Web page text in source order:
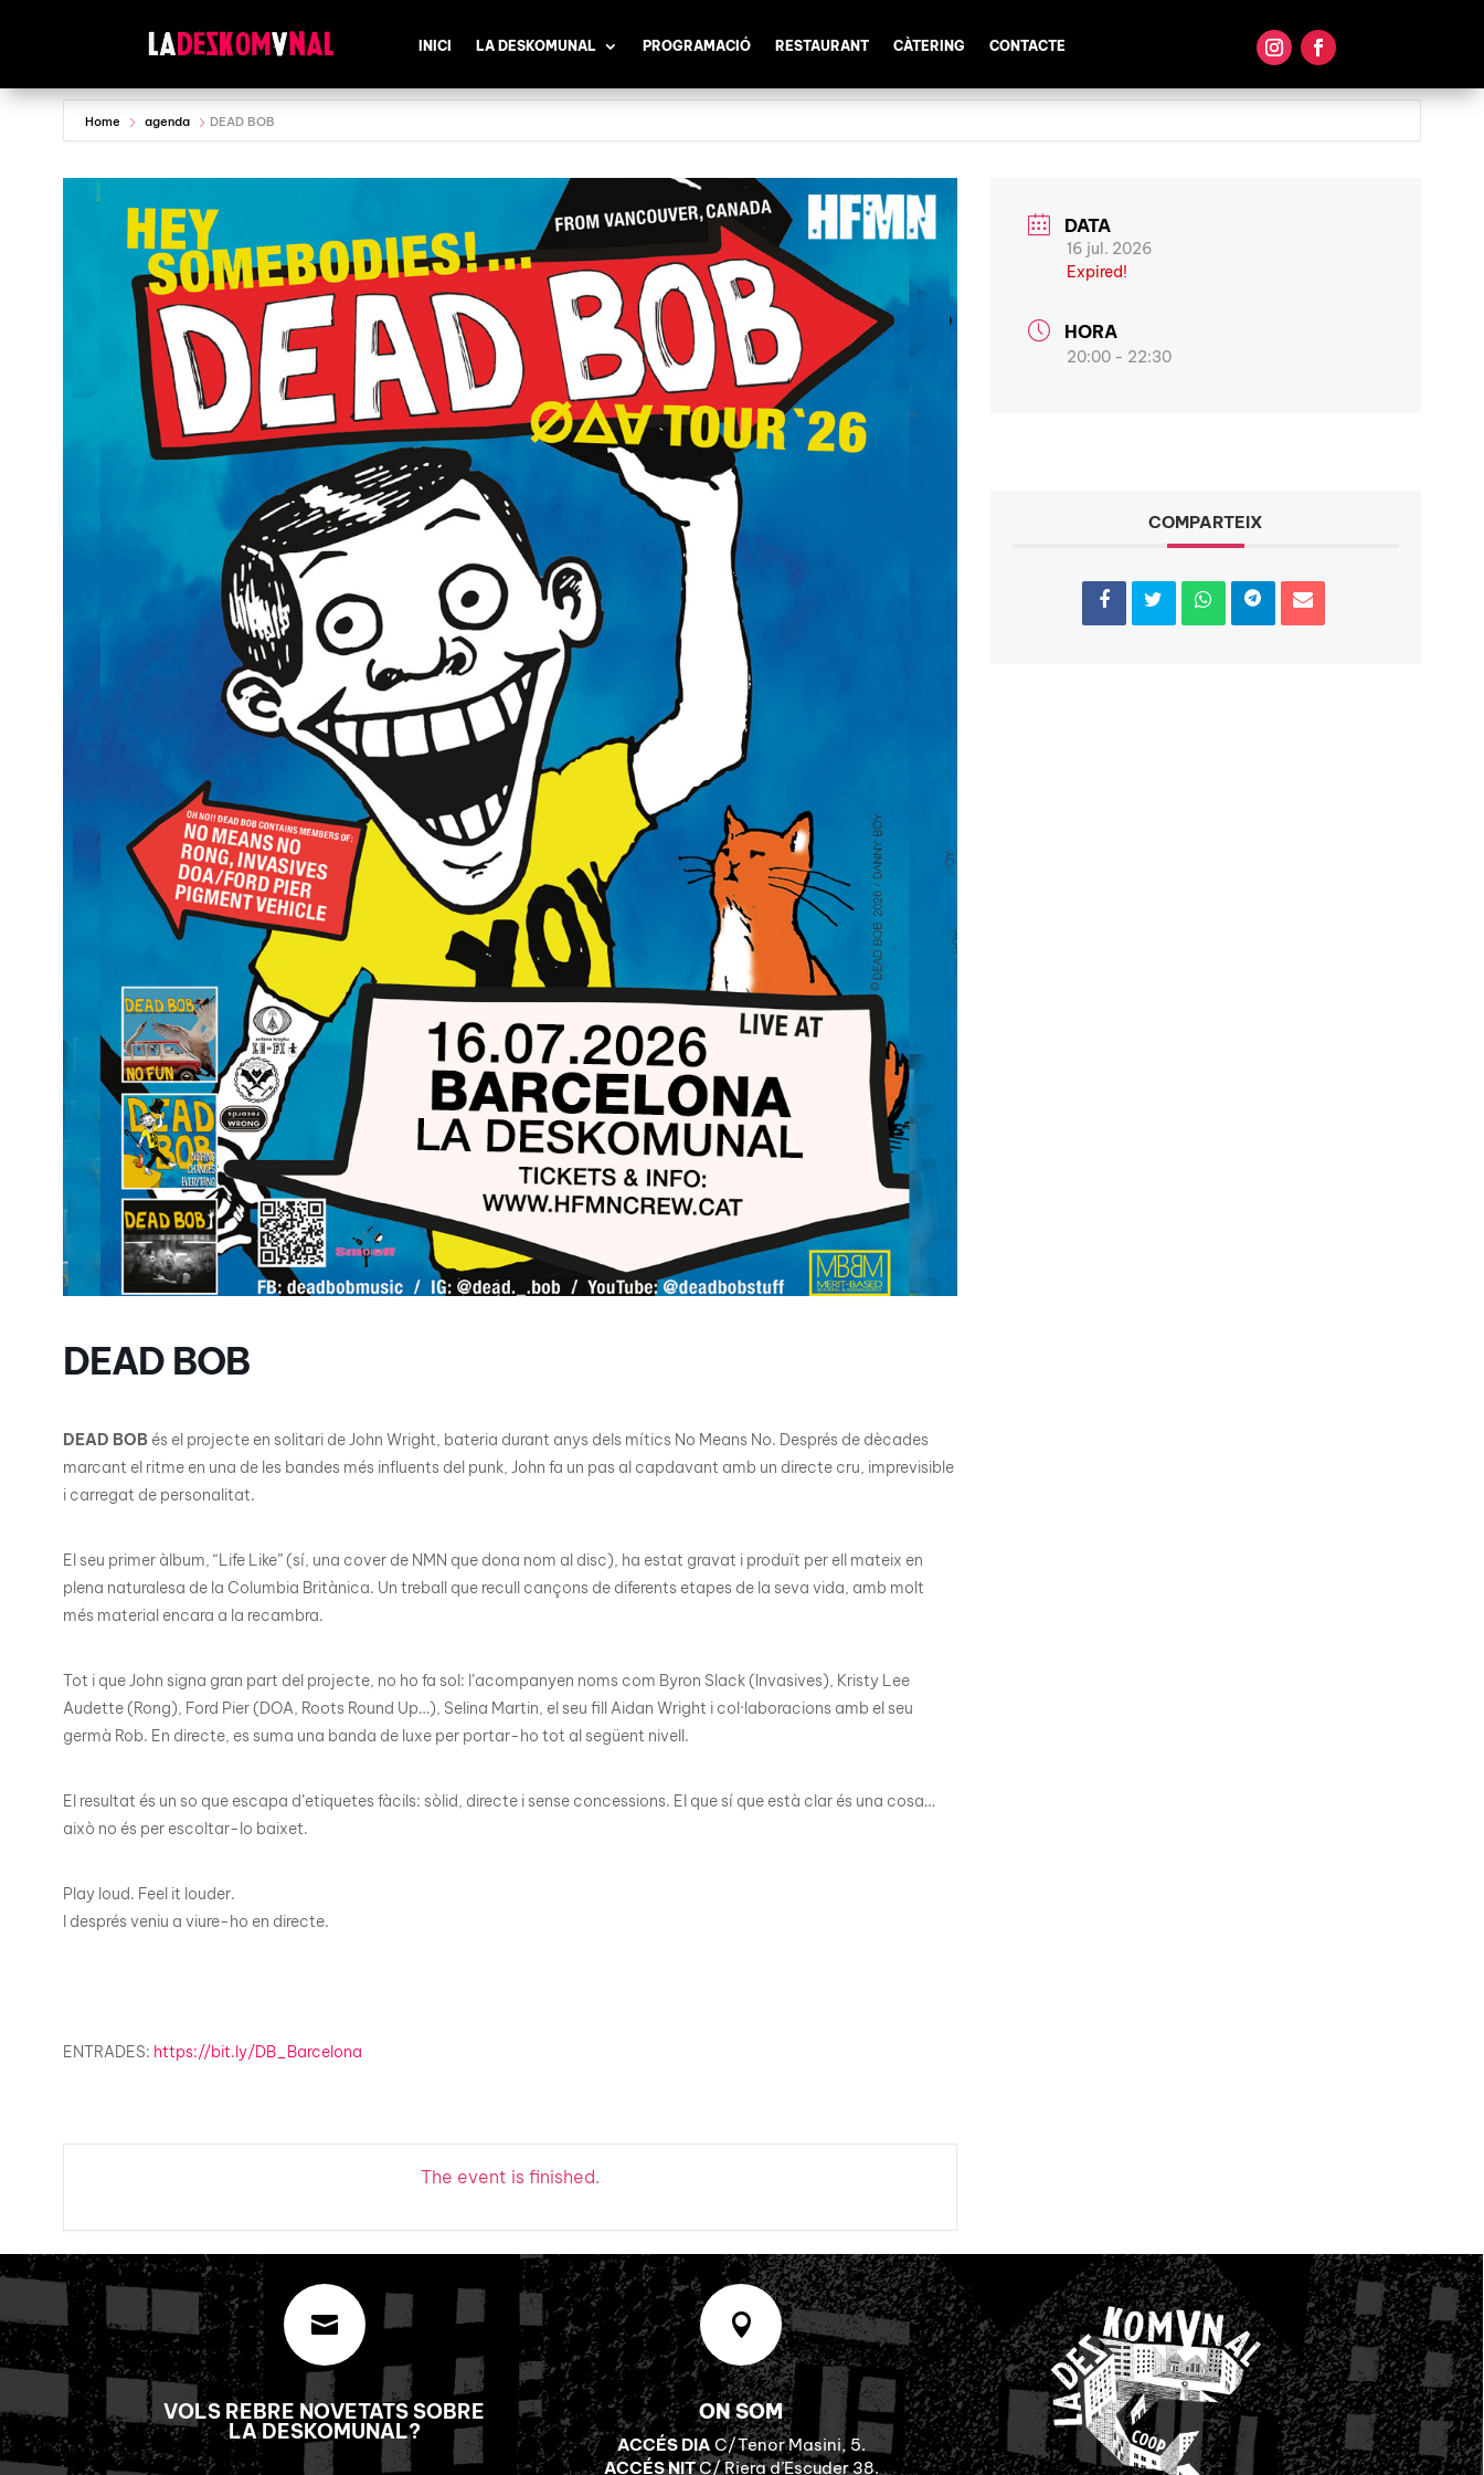
INICI LA DESKOMUNAL PROGRAMACIÓ RESTAURANT CÀTERING CONTACTE
Home agenda DEAD BOB
DEAD BOB
DEAD BOB és el projecte en solitari de John Wright, bateria durant anys dels mítics No Means No. Després de dècades
marcant el ritme en una de les bandes més influents del punk, John fa un pas al capdavant amb un directe cru, imprevisible
i carregat de personalitat.
El seu primer àlbum, “Life Like” (sí, una cover de NMN que dona nom al disc), ha estat gravat i produït per ell mateix en
plena naturalesa de la Columbia Britànica. Un treball que recull cançons de diferents etapes de la seva vida, amb molt
més material encara a la recambra.
Tot i que John signa gran part del projecte, no ho fa sol: l’acompanyen noms com Byron Slack (Invasives), Kristy Lee
Audette (Rong), Ford Pier (DOA, Roots Round Up…), Selina Martin, el seu fill Aidan Wright i col·laboracions amb el seu
germà Rob. En directe, es suma una banda de luxe per portar-ho tot al següent nivell.
El resultat és un so que escapa d’etiquetes fàcils: sòlid, directe i sense concessions. El que sí que està clar és una cosa…
això no és per escoltar-lo baixet.
Play loud. Feel it louder.
I després veniu a viure-ho en directe.
ENTRADES: https://bit.ly/DB_Barcelona
The event is finished.
DATA
16 jul. 2026
Expired!
HORA
20:00 - 22:30
COMPARTEIX

VOLS REBRE NOVETATS SOBRE
LA DESKOMUNAL?

ON SOM
ACCÉS DIA C/Tenor Masini, 5.
ACCÉS NITC/ Riera d’Escuder 38.